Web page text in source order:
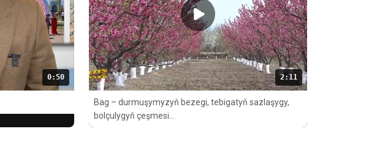
0:50 2:11
Bag – durmuşymyzyň bezegi, tebigatyň sazlaşygy,
bolçulygyň çeşmesi...